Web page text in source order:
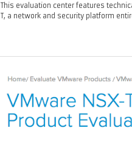
This evaluation center features
T, a network and security platform